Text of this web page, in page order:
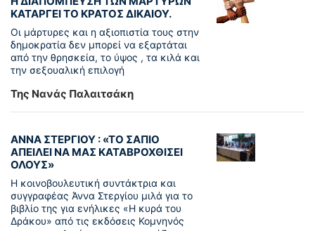
ΚΑΤΑΡΓΕΙ ΤΟ ΚΡΑΤΟΣ ΔΙΚΑΙΟΥ.
Οι μάρτυρες και η αξιοπιστία τους στην
δημοκρατία δεν μπορεί να εξαρτάται
από την θρησκεία, το ύψος , τα κιλά και
την σεξουαλική επιλογή
Της Νανάς Παλαιτσάκη
ΑΝΝΑ ΣΤΕΡΓΙΟΥ : «ΤΟ ΣΑΠΙΟ
ΑΠΕΙΛΕΙ ΝΑ ΜΑΣ ΚΑΤΑΒΡΟΧΘΙΣΕΙ
ΟΛΟΥΣ»
Η κοινοβουλευτική συντάκτρια και
συγγραφέας Άννα Στεργίου μιλά για το
βιβλίο της για ενήλικες «Η κυρά του
Δράκου» από τις εκδόσεις Κομνηνός